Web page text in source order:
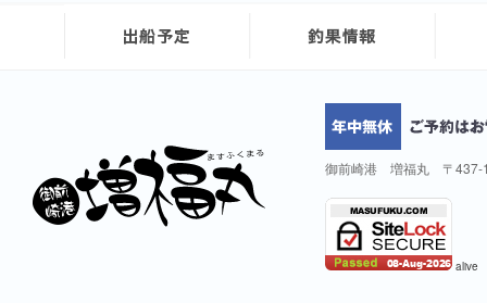
御前崎港 増福丸 〒437-
alive